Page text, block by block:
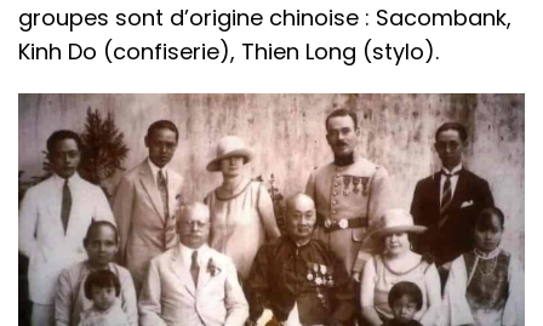
groupes sont d’origine chinoise : Sacombank,
Kinh Do (confiserie), Thien Long (stylo).